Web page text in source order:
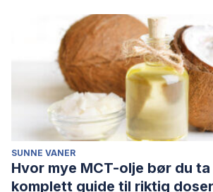
ciencia en el Frankestein de Mary Shelley.
Revista electrónica de estudios filológicos,
SUNNE VANER
Hvor mye MCT-olje bør du ta
komplett guide til riktig